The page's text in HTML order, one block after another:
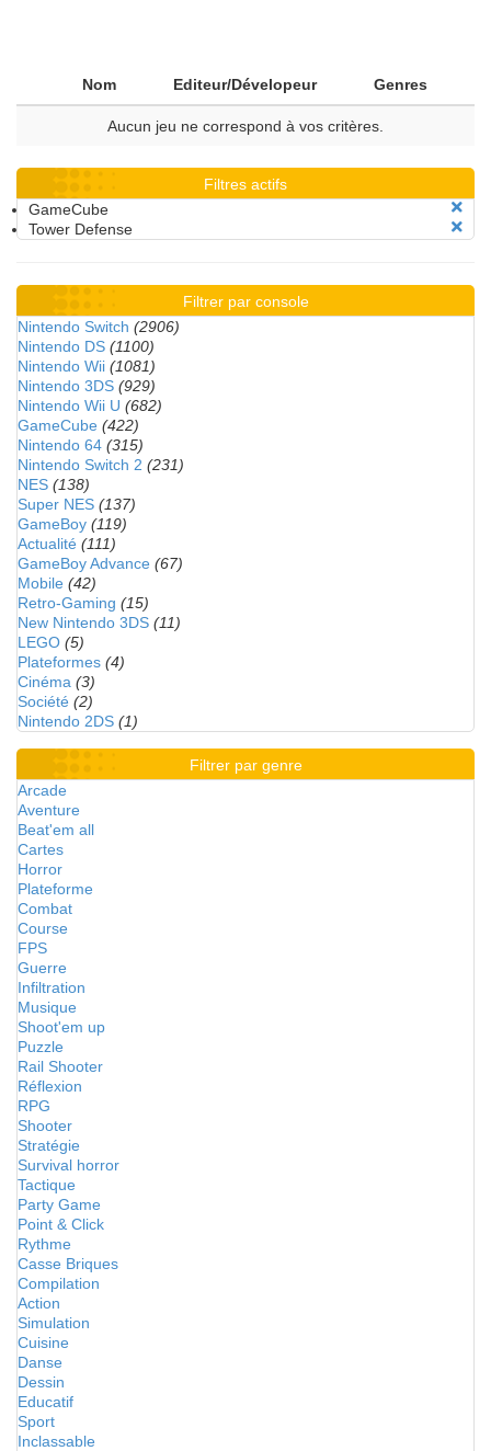
Nom Editeur/Dévelopeur Genres
Aucun jeu ne correspond à vos critères.
Filtres actifs
GameCube
Tower Defense
Filtrer par console
Nintendo Switch (2906)
Nintendo DS (1100)
Nintendo Wii (1081)
Nintendo 3DS (929)
Nintendo Wii U (682)
GameCube (422)
Nintendo 64 (315)
Nintendo Switch 2 (231)
NES (138)
Super NES (137)
GameBoy (119)
Actualité (111)
GameBoy Advance (67)
Mobile (42)
Retro-Gaming (15)
New Nintendo 3DS (11)
LEGO (5)
Plateformes (4)
Cinéma (3)
Société (2)
Nintendo 2DS (1)
Filtrer par genre
Arcade
Aventure
Beat'em all
Cartes
Horror
Plateforme
Combat
Course
FPS
Guerre
Infiltration
Musique
Shoot'em up
Puzzle
Rail Shooter
Réflexion
RPG
Shooter
Stratégie
Survival horror
Tactique
Party Game
Point & Click
Rythme
Casse Briques
Compilation
Action
Simulation
Cuisine
Danse
Dessin
Educatif
Sport
Inclassable